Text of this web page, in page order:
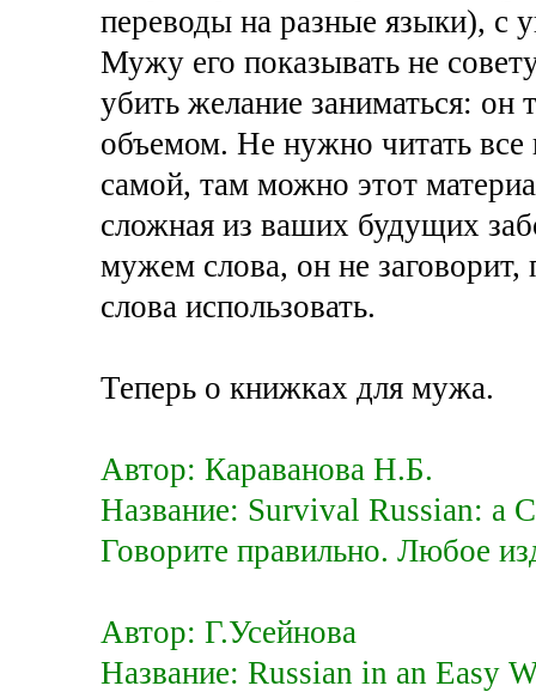
переводы на разные языки), с
Мужу его показывать не
убить желание заниматься: он
объемом. Не нужно читать все
самой, там можно этот
сложная из ваших будущих
мужем слова, он не заговорит,
слова использовать.
Теперь о книжках для мужа.
Автор: Караванова Н.Б.
Название: Survival Russian: а
Говорите правильно. Любое
Автор: Г.Усейнова
Название: Russian in an Easy